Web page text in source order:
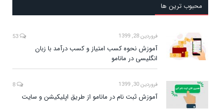
محبوب ترین ها
فروردین 28, 1399
آموزش نحوه کسب امتیاز و کسب درآمد با زبان
انگلیسی در مانامو
فروردین 30, 1399
آموزش ثبت نام در مانامو از طریق اپلیکیشن و سایت